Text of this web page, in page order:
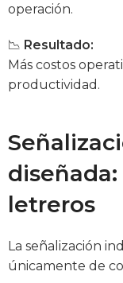
operación.
📉 Resultado:
Más costos
productividad.
letreros
La señalización
únicamente de